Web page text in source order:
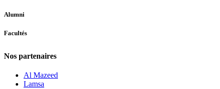
Alumni
Facultés
Nos partenaires
Al Mazeed
Lamsa